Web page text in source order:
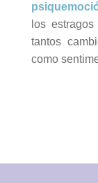
los
tantos
como